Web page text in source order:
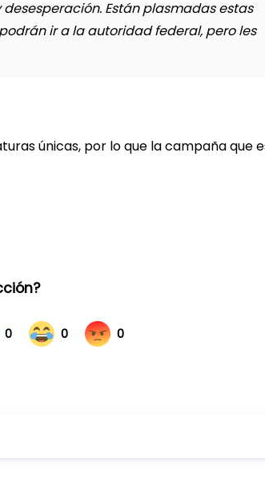
Están plasmadas estas
ir a la autoridad federal, pero les
únicas, por lo que la campaña que